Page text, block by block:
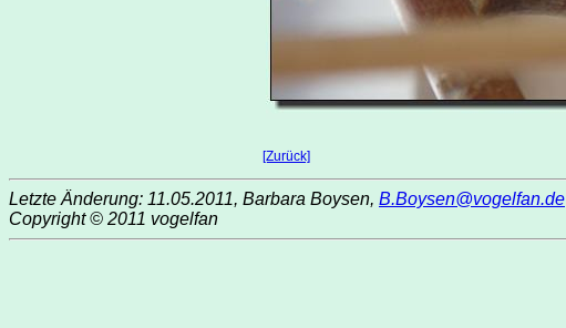
[Zurück]
Letzte Änderung: 11.05.2011, Barbara Boysen, B.Boysen@vogelfan.de
Copyright © 2011 vogelfan